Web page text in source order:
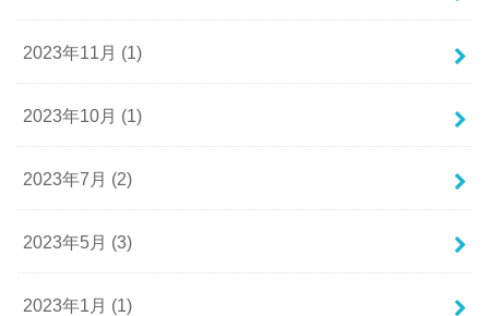
2023年11月 (1)
2023年10月 (1)
2023年7月 (2)
2023年5月 (3)
2023年1月 (1)